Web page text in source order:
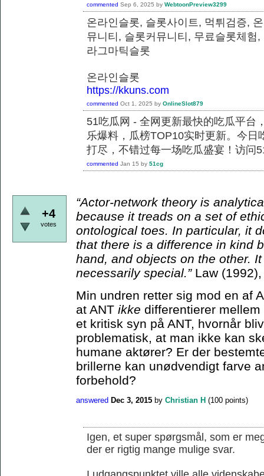
commented Sep 6, 2025 by WebtoonPreview3299
온라인슬롯, 슬롯사이트, 먹튀검증,
뮤니티, 슬롯커뮤니티, 무료슬롯체험
라그마틱슬롯
온라인슬롯
https://kkuns.com
commented Oct 1, 2025 by OnlineSlot879
51吃瓜网 - 全网更新最快的吃瓜平台
乐爆料，瓜榜TOP10实时更新。今
打尽，不错过每一场吃瓜盛宴！访问
commented Jan 15 by 51cg
+4
votes
“Actor-network theory is
because it treads on a set of
ontological toes. In particular, it
that there is a difference in kind
hand, and objects on the other.
necessarily special.” Law
Min undren retter sig mod en af
at ANT ikke differentierer
et kritisk syn på ANT, hvornår
problematisk, at man ikke kan
humane aktører? Er der
brillerne kan unødvendigt farve
forbehold?
answered Dec 3, 2015 by Christian H (100 points)
Igen, et super spørgsmål, som er
der er rigtig mange mulige svar.